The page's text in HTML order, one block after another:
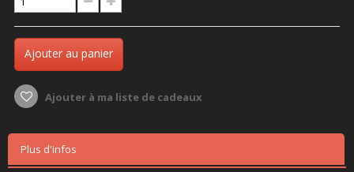
Ajouter au panier
Ajouter à ma liste de cadeaux
Plus d'infos